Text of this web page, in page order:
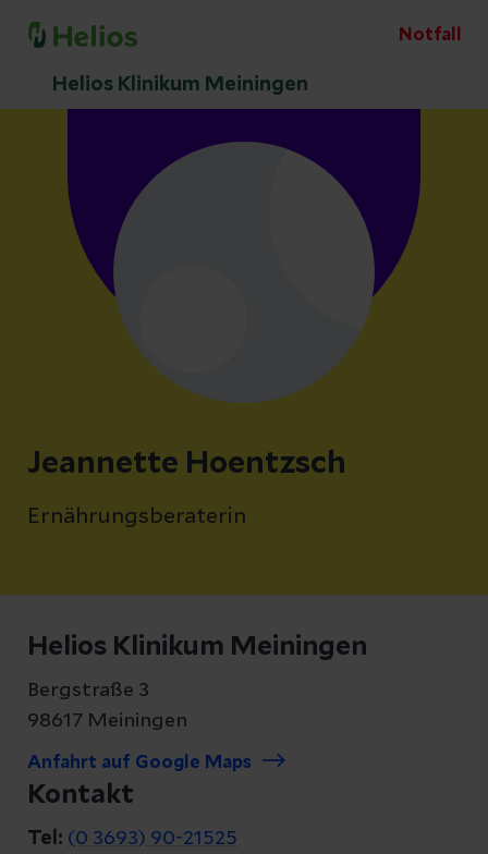
Notfall
Helios Klinikum Meiningen
Jeannette Hoentzsch
Ernährungsberaterin
Helios Klinikum Meiningen
Bergstraße 3
98617 Meiningen
Anfahrt auf Google Maps
Kontakt
Tel: (0 3693) 90-21525